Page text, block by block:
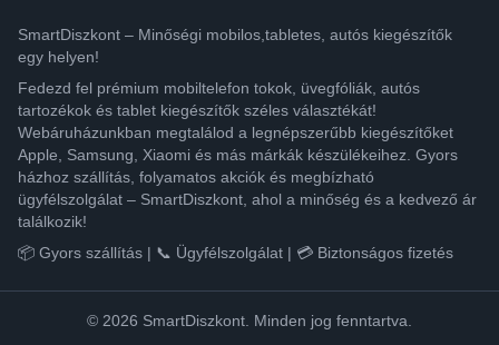
SmartDiszkont – Minőségi mobilos,tabletes, autós kiegészítők
egy helyen!
Fedezd fel prémium mobiltelefon tokok, üvegfóliák, autós
tartozékok és tablet kiegészítők széles választékát!
Webáruházunkban megtalálod a legnépszerűbb kiegészítőket
Apple, Samsung, Xiaomi és más márkák készülékeihez. Gyors
házhoz szállítás, folyamatos akciók és megbízható
ügyfélszolgálat – SmartDiszkont, ahol a minőség és a kedvező ár
találkozik!
📦 Gyors szállítás | 📞 Ügyfélszolgálat | 💳 Biztonságos fizetés
© 2026 SmartDiszkont. Minden jog fenntartva.